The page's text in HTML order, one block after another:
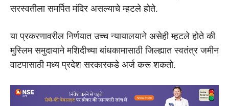
सरस्वतीला समर्पित मंदिर असल्याचे म्हटले होते.
या प्रकरणावरील निर्णयात उच्च न्यायालयाने असेही म्हटले होते की
मुस्लिम समुदायाने मशिदीच्या बांधकामासाठी जिल्ह्यात स्वतंत्र जमीन
वाटपासाठी मध्य प्रदेश सरकारकडे अर्ज करू शकतो.